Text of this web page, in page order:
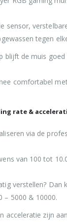
sensor,
tegen
blijft de muis goed
comfortabel
rate &
via de
van 100 tot
verstellen? Dan
– 5000 & 10000.
acceleratie zijn